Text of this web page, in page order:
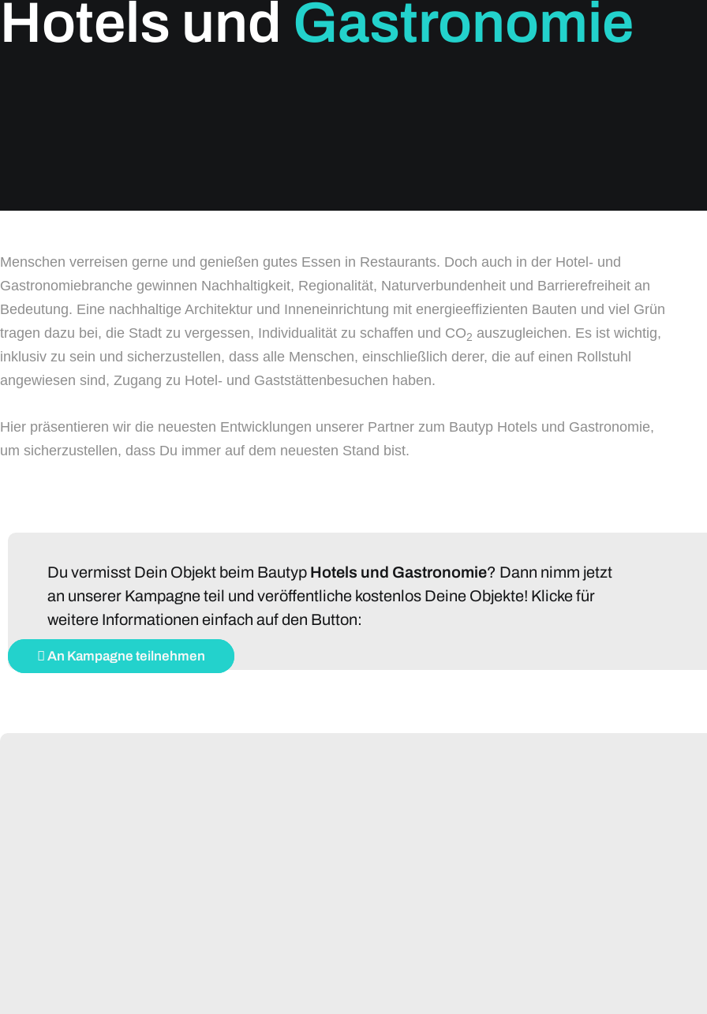
Hotels und Gastronomie
Menschen verreisen gerne und genießen gutes Essen in Restaurants. Doch auch in der Hotel- und
Gastronomiebranche gewinnen Nachhaltigkeit, Regionalität, Naturverbundenheit und Barrierefreiheit an
Bedeutung. Eine nachhaltige Architektur und Inneneinrichtung mit energieeffizienten Bauten und viel Grün
tragen dazu bei, die Stadt zu vergessen, Individualität zu schaffen und CO2 auszugleichen. Es ist wichtig,
inklusiv zu sein und sicherzustellen, dass alle Menschen, einschließlich derer, die auf einen Rollstuhl
angewiesen sind, Zugang zu Hotel- und Gaststättenbesuchen haben.
Hier präsentieren wir die neuesten Entwicklungen unserer Partner zum Bautyp Hotels und Gastronomie,
um sicherzustellen, dass Du immer auf dem neuesten Stand bist.
Du vermisst Dein Objekt beim Bautyp Hotels und Gastronomie? Dann nimm jetzt
an unserer Kampagne teil und veröffentliche kostenlos Deine Objekte! Klicke für
weitere Informationen einfach auf den Button:
An Kampagne teilnehmen